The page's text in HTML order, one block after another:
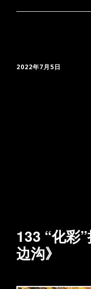
2022年7月5日
133 “化彩
边沟》